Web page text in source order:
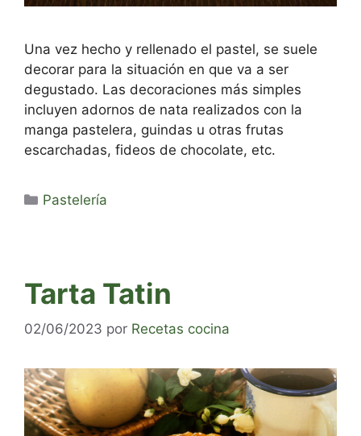
Una vez hecho y rellenado el pastel, se suele
decorar para la situación en que va a ser
degustado. Las decoraciones más simples
incluyen adornos de nata realizados con la
manga pastelera, guindas u otras frutas
escarchadas, fideos de chocolate, etc.
Categorías
Pastelería
Tarta Tatin
02/06/2023 por Recetas cocina